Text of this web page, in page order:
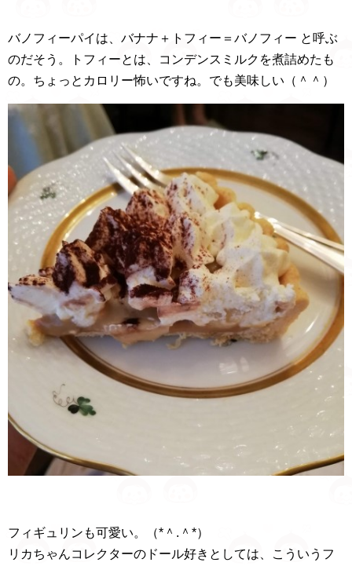
バノフィーパイは、バナナ＋トフィー＝バノフィー と呼ぶ
のだそう。トフィーとは、コンデンスミルクを煮詰めたも
の。ちょっとカロリー怖いですね。でも美味しい（＾＾）
フィギュリンも可愛い。（*＾.＾*）
リカちゃんコレクターのドール好きとしては、こういうフ